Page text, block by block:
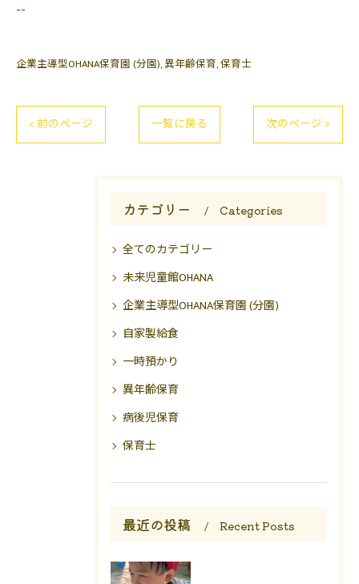
--
企業主導型OHANA保育園 (分園) 異年齢保育 保育士
< 前のページ 一覧に戻る 次のページ >
カテゴリー Categories
全てのカテゴリー
未来児童館OHANA
企業主導型OHANA保育園 (分園)
自家製給食
一時預かり
異年齢保育
病後児保育
保育士
最近の投稿 Recent Posts